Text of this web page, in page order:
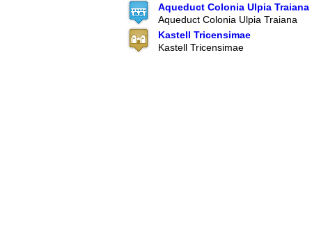
Aqueduct Colonia Ulpia Traiana
Aqueduct Colonia Ulpia Traiana
Kastell Tricensimae
Kastell Tricensimae